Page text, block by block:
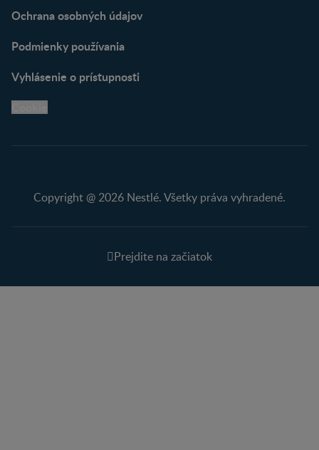
Ochrana osobných údajov
Podmienky používania
Vyhlásenie o prístupnosti
Copyright @ 2026 Nestlé. Všetky práva vyhradené.
Prejdite na začiatok